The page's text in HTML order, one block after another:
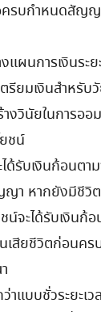
ครบกำหนดสัญ
แผนการเงินระ
รียมเงินสำหรั
งวินัยในการออ
ชน์
ด้รับเงินก้อนตา
า หากยังมีชีวิ
น์จะได้รับเงินก้
นเสียชีวิตก่อนค
าแบบชั่วระยะเ